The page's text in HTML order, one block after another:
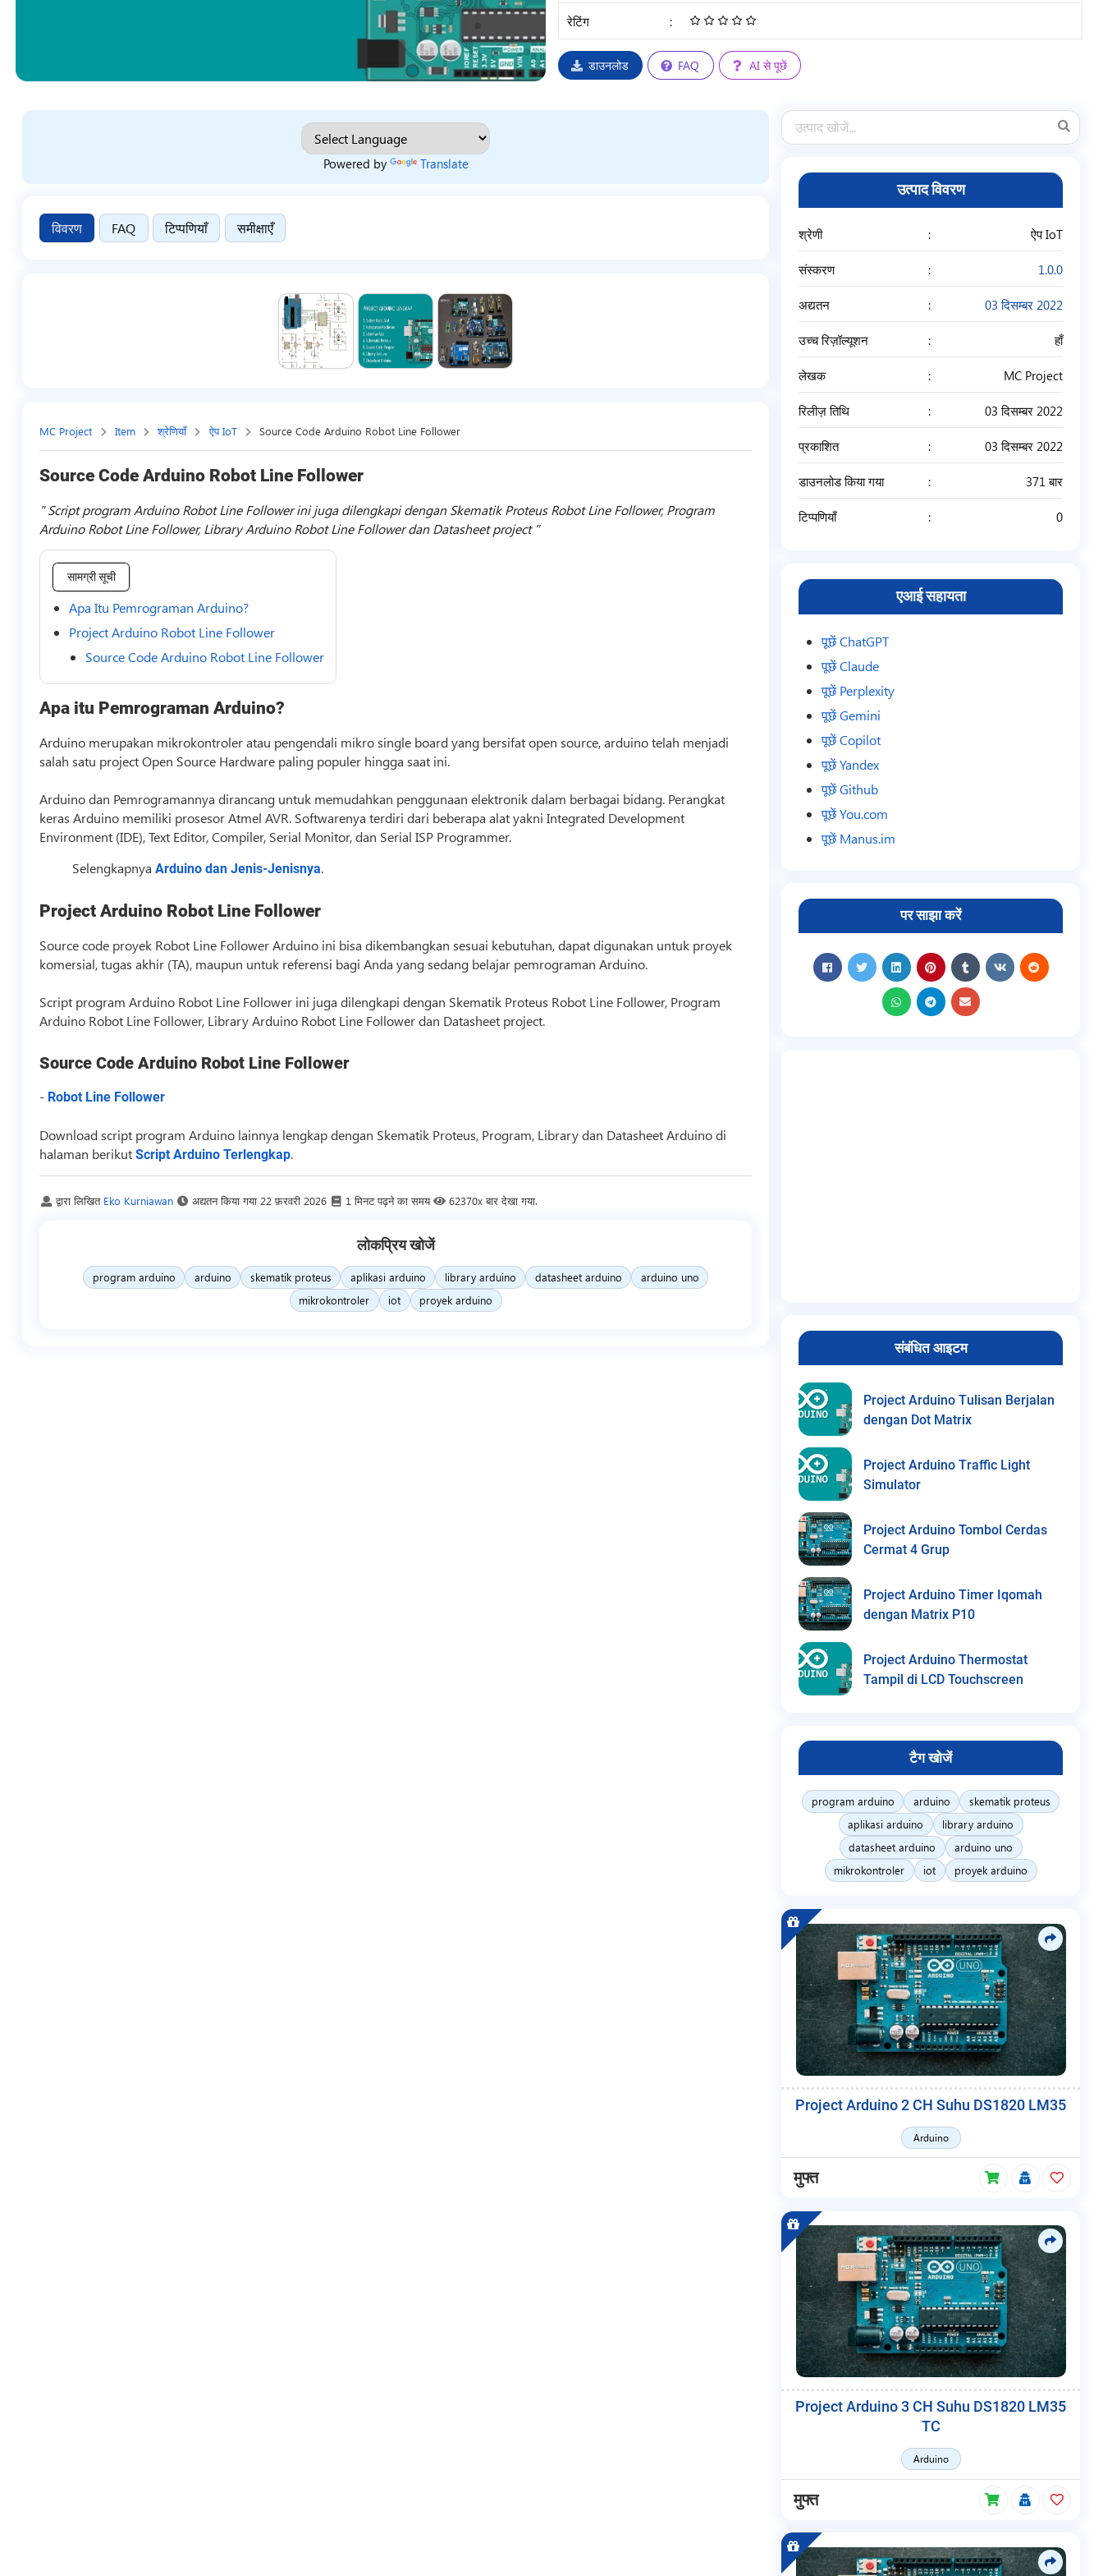
रेटिंग :
/
5
डाउनलोड FAQ AI से पूछें
Powered by Translate
विवरण FAQ टिप्पणियाँ समीक्षाएँ
MC Project Item श्रेणियाँ ऐप IoT Source Code Arduino Robot Line Follower
Source Code Arduino Robot Line Follower
Script program Arduino Robot Line Follower ini juga dilengkapi dengan Skematik Proteus Robot Line Follower, Program
Arduino Robot Line Follower, Library Arduino Robot Line Follower dan Datasheet project
सामग्री सूची
Apa Itu Pemrograman Arduino?
Project Arduino Robot Line Follower
Source Code Arduino Robot Line Follower
Apa itu Pemrograman Arduino?
Arduino merupakan mikrokontroler atau pengendali mikro single board yang bersifat open source, arduino telah menjadi
salah satu project Open Source Hardware paling populer hingga saat ini.
Arduino dan Pemrogramannya dirancang untuk memudahkan penggunaan elektronik dalam berbagai bidang. Perangkat
keras Arduino memiliki prosesor Atmel AVR. Softwarenya terdiri dari beberapa alat yakni Integrated Development
Environment (IDE), Text Editor, Compiler, Serial Monitor, dan Serial ISP Programmer.
SelengkapnyaArduino dan Jenis-Jenisnya.
Project Arduino Robot Line Follower
Source code proyek Robot Line Follower Arduino ini bisa dikembangkan sesuai kebutuhan, dapat digunakan untuk proyek
komersial, tugas akhir (TA), maupun untuk referensi bagi Anda yang sedang belajar pemrograman Arduino.
Script program Arduino Robot Line Follower ini juga dilengkapi dengan Skematik Proteus Robot Line Follower, Program
Arduino Robot Line Follower, Library Arduino Robot Line Follower dan Datasheet project.
Source Code Arduino Robot Line Follower
- Robot Line Follower
Downloadscript program Arduino lainnya lengkap dengan Skematik Proteus, Program, Library dan Datasheet Arduino di
halaman berikutScript Arduino Terlengkap.
द्वारा लिखित Eko Kurniawan अद्यतन किया गया 22 फ़रवरी 2026 1 मिनट पढ़ने का समय 62370x बार देखा गया.
लोकप्रिय खोजें
program arduino arduino skematik proteus aplikasi arduino library arduino datasheet arduino
arduino uno
mikrokontroler
iot proyek arduino
उत्पाद विवरण
श्रेणी ऐप IoT
संस्करण 1.0.0
अद्यतन 03 दिसम्बर 2022
उच्च रिज़ॉल्यूशन हाँ
लेखक MC Project
रिलीज़ तिथि 03 दिसम्बर 2022
प्रकाशित 03 दिसम्बर 2022
डाउनलोड किया गया 371 बार
टिप्पणियाँ 0
एआई सहायता
पूछें ChatGPT
पूछें Claude
पूछें Perplexity
पूछें Gemini
पूछें Copilot
पूछें Yandex
पूछें Github
पूछें You.com
पूछें Manus.im
पर साझा करें
संबंधित आइटम
Project Arduino Tulisan Berjalan
dengan Dot Matrix
Project Arduino Traffic Light
Simulator
Project Arduino Tombol Cerdas
Cermat 4 Grup
Project Arduino Timer Iqomah
dengan Matrix P10
Project Arduino Thermostat
Tampil di LCD Touchscreen
टैग खोजें
program arduino arduino
skematik proteus
aplikasi arduino
library arduino
datasheet arduino
arduino uno
mikrokontroler
iot proyek arduino
Project Arduino 2 CH Suhu DS1820 LM35
Arduino
मुफ्त
Project Arduino 3 CH Suhu DS1820 LM35
TC
Arduino
मुफ्त